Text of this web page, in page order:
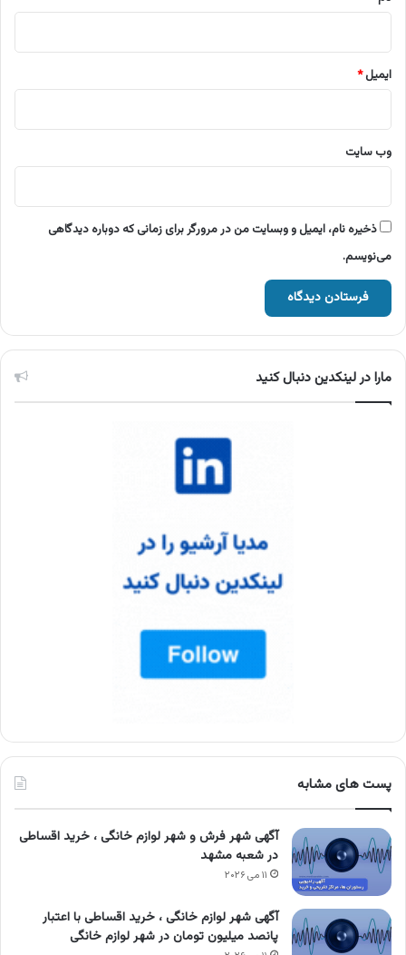
ایمیل*
وب‌ سایت
ذخیره نام، ایمیل و وبسایت من در مرورگر برای زمانی که دوباره دیدگاهی
می‌نویسم.
مارا در لینکدین دنبال کنید
پست های مشابه
آگهی شهر فرش و شهر لوازم خانگی ، خرید اقساطی
در شعبه مشهد
۱۱ می ۲۰۲۶
آگهی شهر لوازم خانگی ، خرید اقساطی با اعتبار
پانصد میلیون تومان در شهر لوازم خانگی